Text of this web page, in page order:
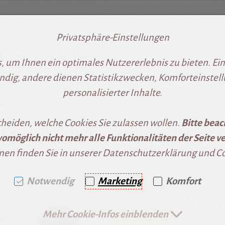
[AK + 1]
2026 IST ONLINE!
Privatsphäre-Einstellungen
um Ihnen ein optimales Nutzererlebnis zu bieten.
andere dienen Statistikzwecken,
personalisierter Inhalte.
welche Cookies Sie zulassen wollen. Bitte
nicht mehr alle Funktionalitäten der Seite
finden Sie in unserer Datenschutzerklärung und
Notwendig Marketing Komfort
Mehr Cookie-Infos einblenden